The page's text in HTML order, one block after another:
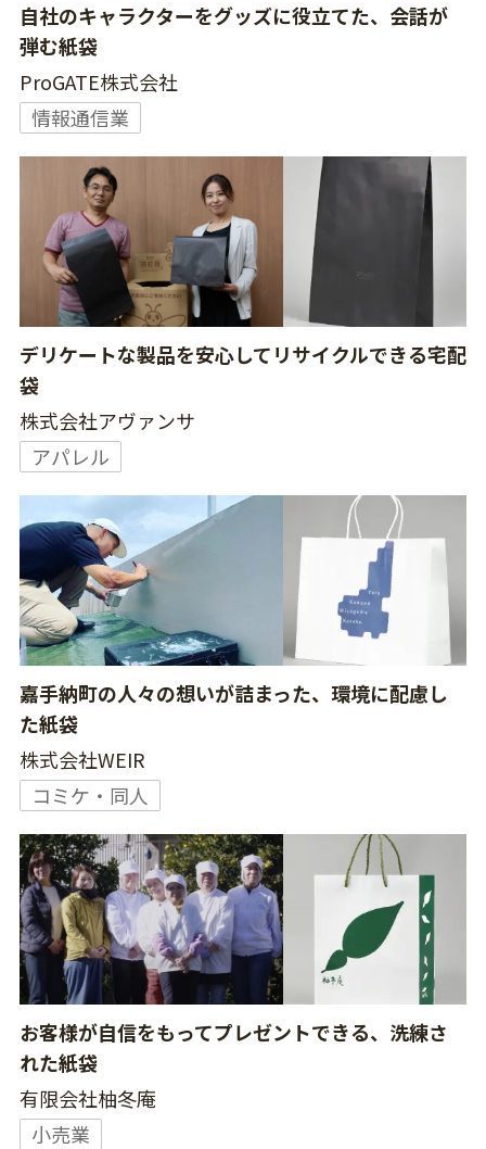
自社のキャラクターをグッズに役立てた、会話が
弾む紙袋
ProGATE株式会社
情報通信業
デリケートな製品を安心してリサイクルできる宅配
袋
株式会社アヴァンサ
アパレル
嘉手納町の人々の想いが詰まった、環境に配慮し
た紙袋
株式会社WEIR
コミケ・同人
お客様が自信をもってプレゼントできる、洗練さ
れた紙袋
有限会社柚冬庵
小売業